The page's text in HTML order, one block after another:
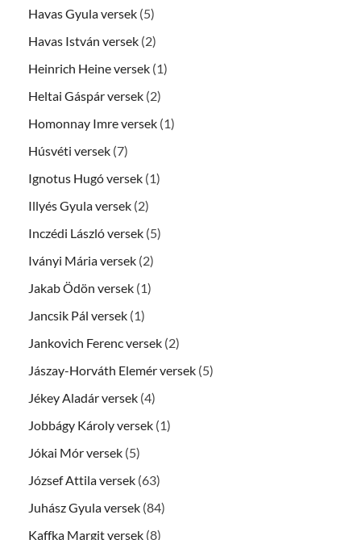
Havas Gyula versek (5)
Havas István versek (2)
Heinrich Heine versek (1)
Heltai Gáspár versek (2)
Homonnay Imre versek (1)
Húsvéti versek (7)
Ignotus Hugó versek (1)
Illyés Gyula versek (2)
Inczédi László versek (5)
Iványi Mária versek (2)
Jakab Ödön versek (1)
Jancsik Pál versek (1)
Jankovich Ferenc versek (2)
Jászay-Horváth Elemér versek (5)
Jékey Aladár versek (4)
Jobbágy Károly versek (1)
Jókai Mór versek (5)
József Attila versek (63)
Juhász Gyula versek (84)
Kaffka Margit versek (8)